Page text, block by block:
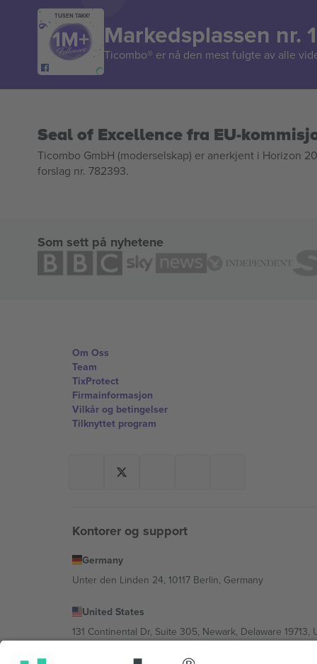
TUSEN TAKK!
Markedsplassen nr.
Ticombo® er nå den mest fulgte av alle
Seal of Excellence fra EU-
Ticombo GmbH (moderselskap) er anerkjent i Horizon
forslag nr. 782393.
Som sett på nyhetene
Om Oss
Team
TixProtect
Firmainformasjon
Vilkår og betingelser
Tilknyttet program
Kontorer og support
Germany
Unter den Linden 24, 10117 Berlin, Germany
United States
131 Continental Dr, Suite 305, Newark, Delaware 19713,